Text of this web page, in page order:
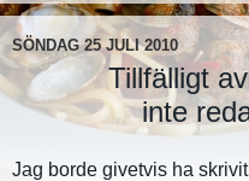
SÖNDAG 25 JULI 2010
Tillfälligt
inte
Jag borde givetvis ha